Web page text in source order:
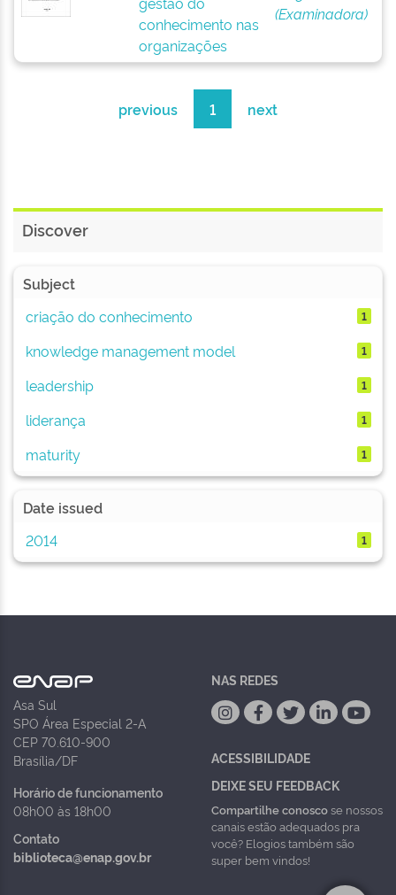
conhecimento nas
organizações
(Examinadora)
previous 1 next
Discover
Subject
criação do conhecimento
1
knowledge management model 1
leadership 1
liderança 1
maturity 1
Date issued
2014
1
Asa Sul
SPO Área Especial 2-A
CEP 70.610-900
Brasília/DF
Horário de funcionamento
08h00 às 18h00
Contato
biblioteca@enap.gov.br
NAS REDES
ACESSIBILIDADE
DEIXE SEU FEEDBACK
Compartilhe conoscose nossos
canais estão adequados pra
você? Elogios também são
super bem vindos!